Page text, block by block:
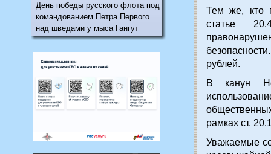
День победы русского флота под
командованием Петра Первого
над шведами у мыса Гангут
Тем же, кто
статье
рублей.
В канун
рамках ст.
Уважаемые